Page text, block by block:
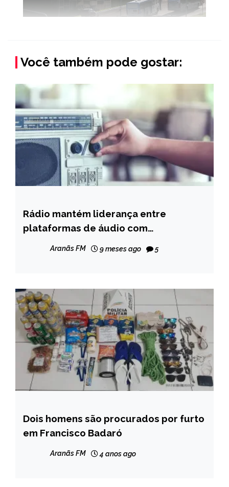
Você também pode gostar:
BRASIL
CAPELINHA
ENTRETENIMENTO
NOTÍCIAS
Rádio mantém liderança entre
plataformas de áudio com
Aranãs FM 9 meses ago 5
CAPELINHA
MINAS
Dois homens são procurados por furto
em Francisco Badaró
Aranãs FM 4 anos ago